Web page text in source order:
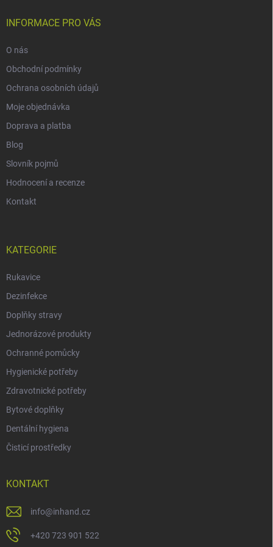
INFORMACE PRO VÁS
O nás
Obchodní podmínky
Ochrana osobních údajů
Moje objednávka
Doprava a platba
Blog
Slovník pojmů
Hodnocení a recenze
Kontakt
KATEGORIE
Rukavice
Dezinfekce
Doplňky stravy
Jednorázové produkty
Ochranné pomůcky
Hygienické potřeby
Zdravotnické potřeby
Bytové doplňky
Dentální hygiena
Čisticí prostředky
KONTAKT
info@inhand.cz
+420 723 901 522